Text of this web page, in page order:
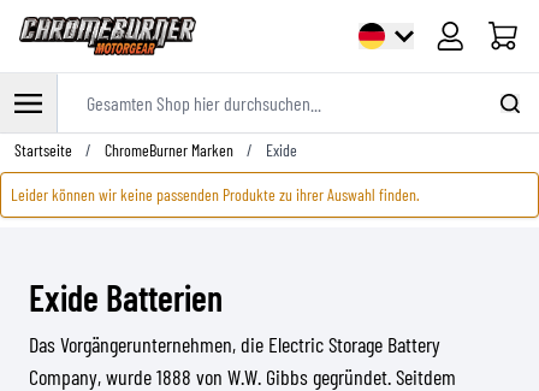
Zum Inhalt springen
Startseite / ChromeBurner Marken / Exide
Leider können wir keine passenden Produkte zu ihrer Auswahl finden.
Exide Batterien
Das Vorgängerunternehmen, die Electric Storage Battery
Company, wurde 1888 von W.W. Gibbs gegründet. Seitdem